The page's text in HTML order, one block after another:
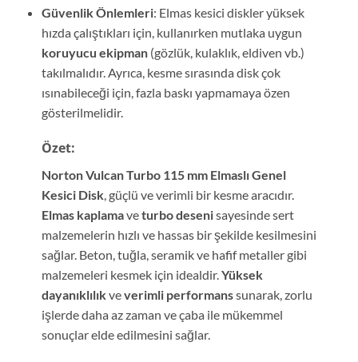
Güvenlik Önlemleri: Elmas kesici diskler yüksek
hızda çalıştıkları için, kullanırken mutlaka uygun
koruyucu ekipman(gözlük, kulaklık, eldiven vb.)
takılmalıdır. Ayrıca, kesme sırasında disk çok
ısınabileceği için, fazla baskı yapmamaya özen
gösterilmelidir.
Özet:
Norton Vulcan Turbo 115 mm Elmaslı Genel
Kesici Disk, güçlü ve verimli bir kesme aracıdır.
Elmas kaplamaveturbo desenisayesinde sert
malzemelerin hızlı ve hassas bir şekilde kesilmesini
sağlar. Beton, tuğla, seramik ve hafif metaller gibi
malzemeleri kesmek için idealdir.Yüksek
dayanıklılıkveverimli performanssunarak, zorlu
işlerde daha az zaman ve çaba ile mükemmel
sonuçlar elde edilmesini sağlar.